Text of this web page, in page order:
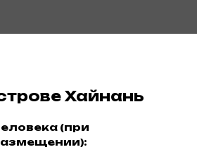
Хайнань
(при